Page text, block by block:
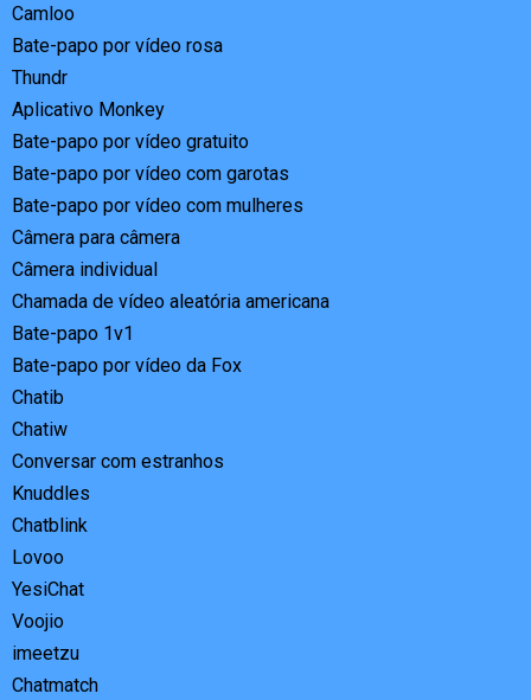
Camloo
Bate-papo por vídeo rosa
Thundr
Aplicativo Monkey
Bate-papo por vídeo gratuito
Bate-papo por vídeo com garotas
Bate-papo por vídeo com mulheres
Câmera para câmera
Câmera individual
Chamada de vídeo aleatória americana
Bate-papo 1v1
Bate-papo por vídeo da Fox
Chatib
Chatiw
Conversar com estranhos
Knuddles
Chatblink
Lovoo
YesiChat
Voojio
imeetzu
Chatmatch